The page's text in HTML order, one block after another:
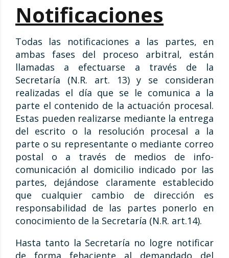
Notificaciones
Todas las notificaciones a las partes, en
ambas fases del proceso arbitral, están
llamadas a efectuarse a través de la
Secretaría (N.R. art. 13) y se consideran
realizadas el día que se le comunica a la
parte el contenido de la actuación procesal.
Estas pueden realizarse mediante la entrega
del escrito o la resolución procesal a la
parte o su representante o mediante correo
postal o a través de medios de info-
comunicación al domicilio indicado por las
partes, dejándose claramente establecido
que cualquier cambio de dirección es
responsabilidad de las partes ponerlo en
conocimiento de la Secretaría (N.R. art.14).
Hasta tanto la Secretaría no logre notificar